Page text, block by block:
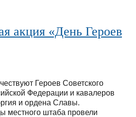
акция «День Героев
Героев Советского
Федерации и кавалеров
и ордена Славы.
местного штаба провели